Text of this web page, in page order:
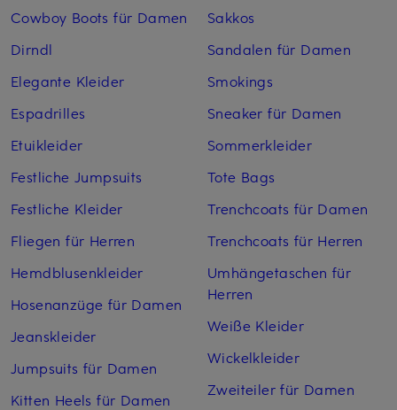
Cowboy Boots für Damen
Dirndl
Elegante Kleider
Espadrilles
Etuikleider
Festliche Jumpsuits
Festliche Kleider
Fliegen für Herren
Hemdblusenkleider
Hosenanzüge für Damen
Jeanskleider
Jumpsuits für Damen
Kitten Heels für Damen
Sakkos
Sandalen für Damen
Smokings
Sneaker für Damen
Sommerkleider
Tote Bags
Trenchcoats für Damen
Trenchcoats für Herren
Umhängetaschen für
Herren
Weiße Kleider
Wickelkleider
Zweiteiler für Damen